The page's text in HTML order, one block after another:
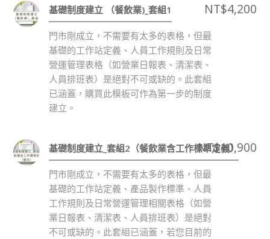
基礎制度建立 （餐飲業)_套組1 NT$4,200
門市剛成立，不需要有太多的表格，但最
基礎的工作站定義、人員工作規則及日常
營運管理表格（如營業日報表、清潔表、
人員排班表）是絕對不可或缺的。此套組
已涵蓋，購買此模板可作為第一步的制度
建立。
基礎制度建立_套組2（餐飲業含工作標準定義）
NT$10,900
門市剛成立，不需要有太多的表格，但最
基礎的工作站定義、產品製作標準、人員
工作規則及日常營運管理相關表格（如營
業日報表、清潔表、人員排班表）是絕對
不可或缺的。此套組已涵蓋，若您目前的